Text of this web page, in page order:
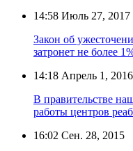
14:58 Июль 27, 2017
Закон об
затронет не более
14:18 Апрель 1, 2016
В правительстве
работы центров
16:02 Сен. 28, 2015